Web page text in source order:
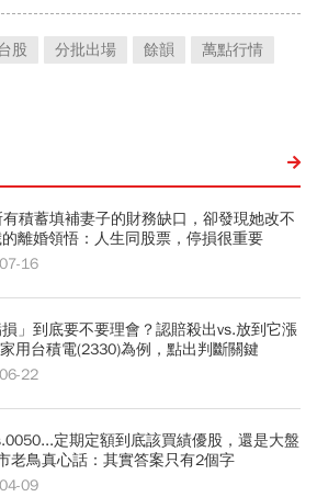
股 分批出場 餘韻
萬點行情
積蓄填補妻子的財務缺口，卻發現她改不
離婚領悟：人生同股票，停損很重要
16
損」到底要不要理會？認賠殺出vs.放到它漲
用台積電(2330)為例，點出判斷關鍵
22
定期定額到底該買績優股，還是大盤
老鳥真心話：其實答案只有2個字
09